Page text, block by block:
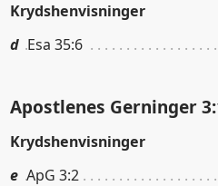
Krydshenvisninger
d Esa 35:6
Apostlenes Gerninger
Krydshenvisninger
e ApG 3:2